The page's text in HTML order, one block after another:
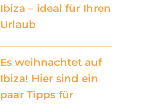
Ibiza – ideal für Ihren
Urlaub
Es weihnachtet auf
Ibiza! Hier sind ein
paar Tipps für